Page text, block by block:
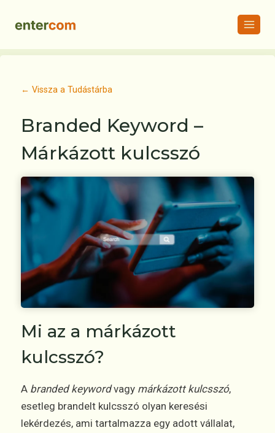
← Vissza a Tudástárba
Branded Keyword –
Márkázott kulcsszó
Mi az a márkázott
kulcsszó?
A branded keywordvagy márkázott kulcsszó,
esetleg brandelt kulcsszó olyan keresési
lekérdezés, ami tartalmazza egy adott vállalat,